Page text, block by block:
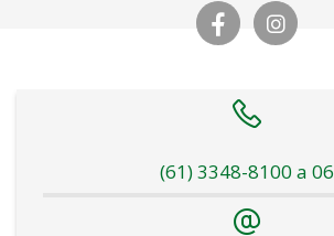
(61) 3348-8100 a 06